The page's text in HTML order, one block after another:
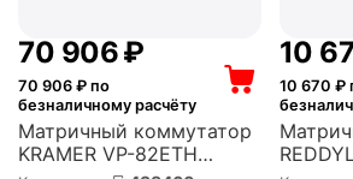
70 906₽
70 906 ₽ по
безналичному расчёту
Матричный коммутатор
KRAMER VP-82ETH
10
10 670 ₽